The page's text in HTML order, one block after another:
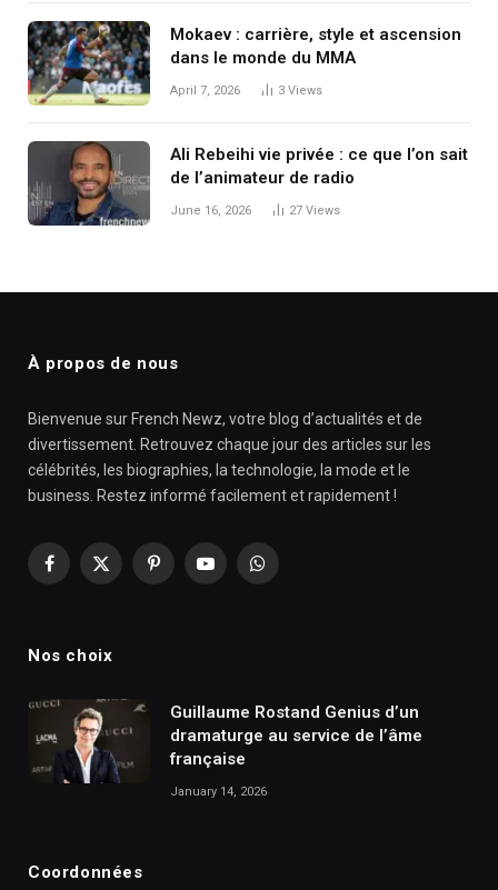
Mokaev : carrière, style et ascension
dans le monde du MMA
April 7, 2026 3 Views
Ali Rebeihi vie privée : ce que l’on sait
de l’animateur de radio
June 16, 2026 27 Views
À propos de nous
Bienvenue sur French Newz, votre blog d’actualités et de
divertissement. Retrouvez chaque jour des articles sur les
célébrités, les biographies, la technologie, la mode et le
business. Restez informé facilement et rapidement !
Facebook
X
PinterestYouTubeWhatsApp
Nos choix
Guillaume Rostand Genius d’un
dramaturge au service de l’âme
française
January 14, 2026
Coordonnées